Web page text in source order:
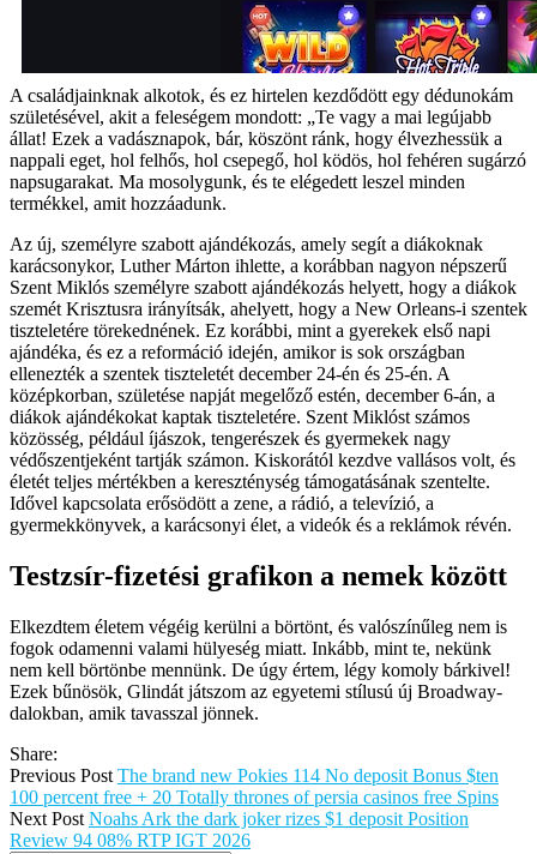
A családjainknak alkotok, és ez hirtelen kezdődött egy dédunokám
születésével, akit a feleségem mondott: „Te vagy a mai legújabb
állat! Ezek a vadásznapok, bár, köszönt ránk, hogy élvezhessük a
nappali eget, hol felhős, hol csepegő, hol ködös, hol fehéren sugárzó
napsugarakat. Ma mosolygunk, és te elégedett leszel minden
termékkel, amit hozzáadunk.
Az új, személyre szabott ajándékozás, amely segít a diákoknak
karácsonykor, Luther Márton ihlette, a korábban nagyon népszerű
Szent Miklós személyre szabott ajándékozás helyett, hogy a diákok
szemét Krisztusra irányítsák, ahelyett, hogy a New Orleans-i szentek
tiszteletére törekednének. Ez korábbi, mint a gyerekek első napi
ajándéka, és ez a reformáció idején, amikor is sok országban
ellenezték a szentek tiszteletét december 24-én és 25-én. A
középkorban, születése napját megelőző estén, december 6-án, a
diákok ajándékokat kaptak tiszteletére. Szent Miklóst számos
közösség, például íjászok, tengerészek és gyermekek nagy
védőszentjeként tartják számon. Kiskorától kezdve vallásos volt, és
életét teljes mértékben a kereszténység támogatásának szentelte.
Idővel kapcsolata erősödött a zene, a rádió, a televízió, a
gyermekkönyvek, a karácsonyi élet, a videók és a reklámok révén.
Testzsír-fizetési grafikon a nemek között
Elkezdtem életem végéig kerülni a börtönt, és valószínűleg nem is
fogok odamenni valami hülyeség miatt. Inkább, mint te, nekünk
nem kell börtönbe mennünk. De úgy értem, légy komoly bárkivel!
Ezek bűnösök, Glindát játszom az egyetemi stílusú új Broadway-
dalokban, amik tavasszal jönnek.
Share:
Previous Post The brand new Pokies 114 No deposit Bonus $ten
100 percent free + 20 Totally thrones of persia casinos free Spins
Next Post Noahs Ark the dark joker rizes $1 deposit Position
Review 94 08% RTP IGT 2026